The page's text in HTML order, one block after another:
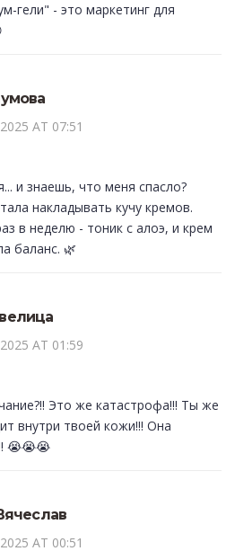
гели" - это маркетинг для
AT 07:51
и знаешь, что меня спасло?
накладывать кучу кремов.
в неделю - тоник с алоэ, и крем
баланс. 🌿
AT 01:59
Это же катастрофа!!! Ты же
внутри твоей кожи!!! Она
😭😭😭
AT 00:51